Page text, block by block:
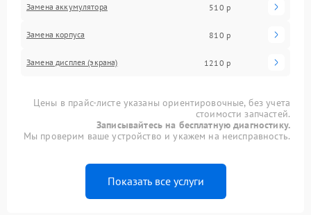
Замена аккумулятора 510 р
Замена корпуса 810 р
Замена дисплея (экрана) 1210 р
Цены в прайс-листе указаны ориентировочные, без учета
стоимости запчастей.
Записывайтесь на бесплатную диагностику.
Мы проверим ваше устройство и укажем на неисправность.
Показать все услуги